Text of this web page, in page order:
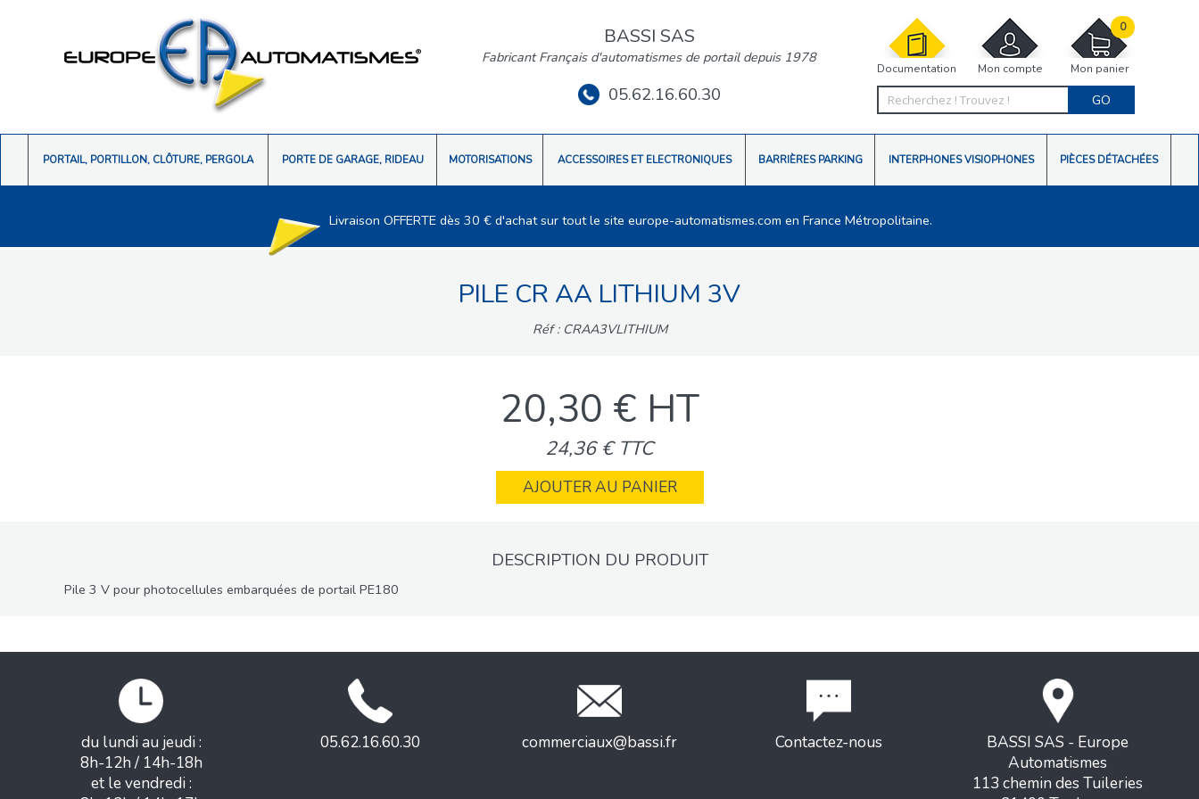
Documentation Mon compte Mon panier
0
GO
BASSI SAS
Fabricant Français d'automatismes de portail depuis 1978
05.62.16.60.30
PORTAIL, PORTILLON, CLÔTURE, PERGOLA PORTE DE GARAGE, RIDEAU MOTORISATIONS ACCESSOIRES ET ELECTRONIQUES BARRIÈRES PARKING INTERPHONES VISIOPHONES PIÈCES DÉTACHÉES
Livraison OFFERTE dès 30 € d'achat sur tout le site europe-automatismes.com en France Métropolitaine.
PILE CR AA LITHIUM 3V
Réf : CRAA3VLITHIUM
20,30 € HT
24,36 € TTC
AJOUTER AU PANIER
DESCRIPTION DU PRODUIT
Pile 3 V pour photocellules embarquées de portail PE180
du lundi au jeudi :
8h-12h / 14h-18h
et le vendredi :
05.62.16.60.30 commerciaux@bassi.fr Contactez-nous
BASSI SAS - Europe
Automatismes
113 chemin des Tuileries